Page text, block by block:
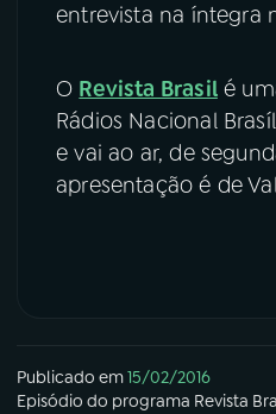
entrevista na íntegra
O Revista Brasilé
Rádios Nacional
e vai ao ar, de
apresentação é de
Publicado em15/02/2016
Episódio do programa Revista